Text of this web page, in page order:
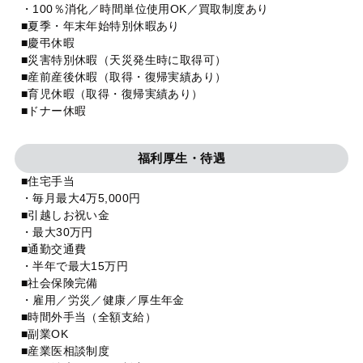
・100％消化／時間単位使用OK／買取制度あり
■夏季・年末年始特別休暇あり
■慶弔休暇
■災害特別休暇（天災発生時に取得可）
■産前産後休暇（取得・復帰実績あり）
■育児休暇（取得・復帰実績あり）
■ドナー休暇
福利厚生・待遇
■住宅手当
・毎月最大4万5,000円
■引越しお祝い金
・最大30万円
■通勤交通費
・半年で最大15万円
■社会保険完備
・雇用／労災／健康／厚生年金
■時間外手当（全額支給）
■副業OK
■産業医相談制度